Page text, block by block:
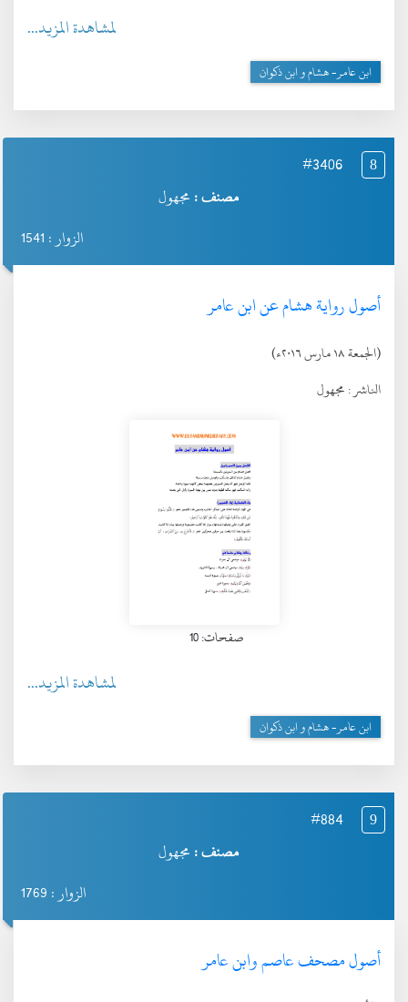
لمشاهدة المزيد...
ابن عامر- هشام و ابن ذكوان
8
#3406
مصنف : مجهول
الزوار : 1541
أصول رواية هشام عن ابن عامر
(الجمعة ١٨ مارس ٢٠١٦ء)
الناشر :مجهول
صفحات: 10
لمشاهدة المزيد...
ابن عامر- هشام و ابن ذكوان
9
#884
مصنف : مجهول
الزوار : 1769
أصول مصحف عاصم وابن عامر